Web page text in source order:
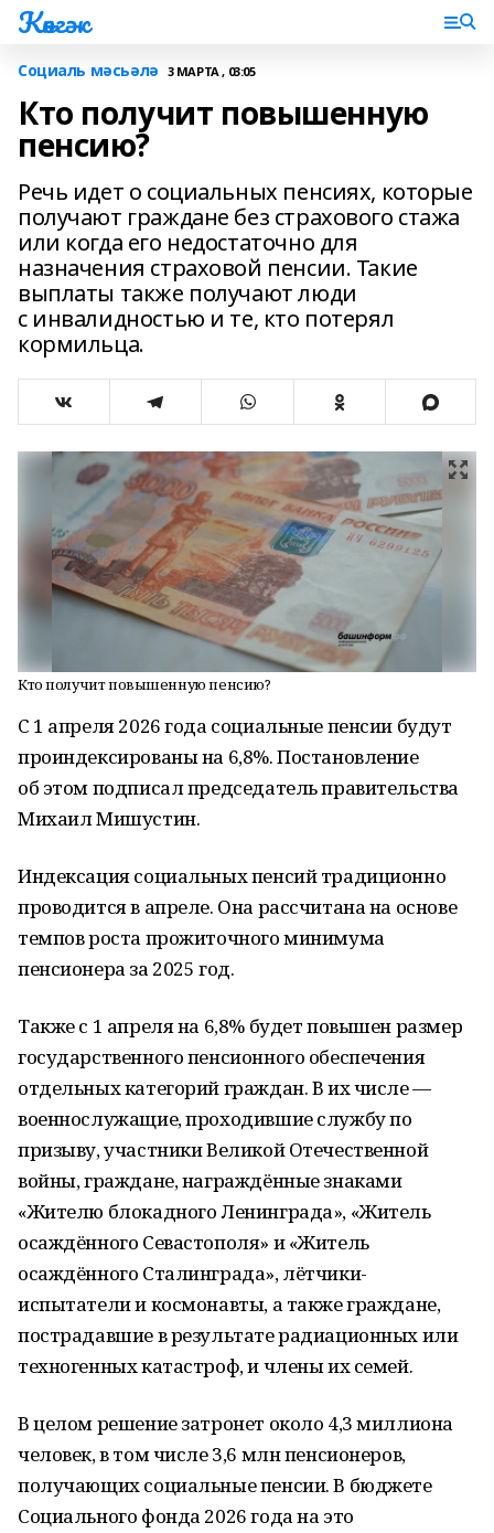
Көнгәк
Социаль мәсьәлә 3 МАРТА , 03:05
Кто получит повышенную
пенсию?
Речь идет о социальных пенсиях, которые
получают граждане без страхового стажа
или когда его недостаточно для
назначения страховой пенсии. Такие
выплаты также получают люди
с инвалидностью и те, кто потерял
кормильца.
Кто получит повышенную пенсию?
C 1 апреля 2026 года социальные пенсии будут
проиндексированы на 6,8%. Постановление
об этом подписал председатель правительства
Михаил Мишустин.
Индексация социальных пенсий традиционно
проводится в апреле. Она рассчитана на основе
темпов роста прожиточного минимума
пенсионера за 2025 год.
Также с 1 апреля на 6,8% будет повышен размер
государственного пенсионного обеспечения
отдельных категорий граждан. В их числе —
военнослужащие, проходившие службу по
призыву, участники Великой Отечественной
войны, граждане, награждённые знаками
«Жителю блокадного Ленинграда», «Житель
осаждённого Севастополя» и «Житель
осаждённого Сталинграда», лётчики-
испытатели и космонавты, а также граждане,
пострадавшие в результате радиационных или
техногенных катастроф, и члены их семей.
В целом решение затронет около 4,3 миллиона
человек, в том числе 3,6 млн пенсионеров,
получающих социальные пенсии. В бюджете
Социального фонда 2026 года на это